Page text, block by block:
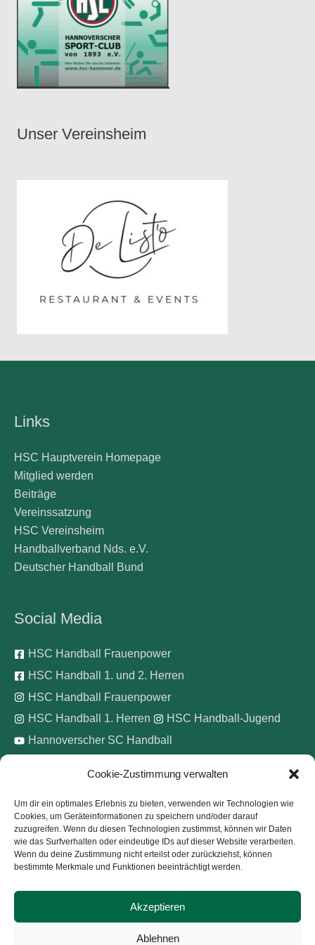
Cookie-Zustimmung verwalten
Um dir ein optimales Erlebnis zu bieten, verwenden wir Technologien wie
Cookies, um Geräteinformationen zu speichern und/oder darauf
zuzugreifen. Wenn du diesen Technologien zustimmst, können wir Daten
wie das Surfverhalten oder eindeutige IDs auf dieser Website verarbeiten.
Wenn du deine Zustimmung nicht erteilst oder zurückziehst, können
bestimmte Merkmale und Funktionen beeinträchtigt werden.
Akzeptieren
Ablehnen
Unser Vereinsheim
Links
HSC Hauptverein Homepage
Mitglied werden
Beiträge
Vereinssatzung
HSC Vereinsheim
Handballverband Nds. e.V.
Deutscher Handball Bund
Social Media
HSC Handball Frauenpower
HSC Handball 1. und 2. Herren
HSC Handball Frauenpower
HSC Handball 1. Herren
HSC Handball-Jugend
Hannoverscher SC Handball
Pinke Zitronen e.V.
Copyright © 2026Hannoverscher Sport-Club von 1893
e.V.